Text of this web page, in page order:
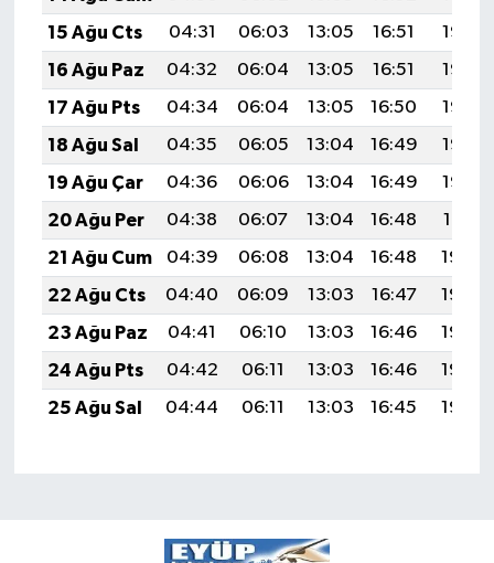
15 Ağu Cts
04:31 06:03 13:05 16:51
19:57
16 Ağu Paz
04:32 06:04 13:05 16:51
19:56
17 Ağu Pts
04:34 06:04 13:05 16:50
19:55
18 Ağu Sal
04:35 06:05 13:04 16:49
19:53
19 Ağu Çar
04:36 06:06 13:04 16:49
19:52
20 Ağu Per
04:38 06:07 13:04 16:48
19:51
21 Ağu Cum
04:39 06:08 13:04 16:48
19:49
22 Ağu Cts
04:40 06:09 13:03 16:47
19:48
23 Ağu Paz
04:41 06:10 13:03 16:46
19:46
24 Ağu Pts
04:42 06:11 13:03 16:46
19:45
25 Ağu Sal
04:44 06:11 13:03 16:45 19:44